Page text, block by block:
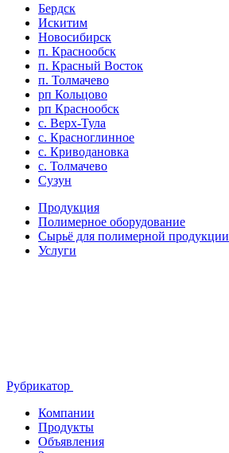
Бердск
Искитим
Новосибирск
п. Краснообск
п. Красный Восток
п. Толмачево
рп Кольцово
рп Краснообск
с. Верх-Тула
с. Красноглинное
с. Криводановка
с. Толмачево
Сузун
Продукция
Полимерное оборудование
Сырьё для полимерной продукции
Услуги
Рубрикатор
Компании
Продукты
Объявления